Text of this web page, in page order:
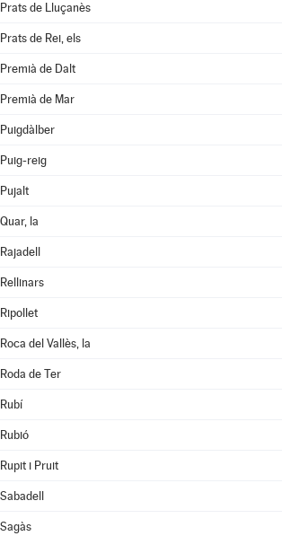
Prats de Lluçanès
Prats de Rei, els
Premià de Dalt
Premià de Mar
Puigdàlber
Puig-reig
Pujalt
Quar, la
Rajadell
Rellinars
Ripollet
Roca del Vallès, la
Roda de Ter
Rubí
Rubió
Rupit i Pruit
Sabadell
Sagàs